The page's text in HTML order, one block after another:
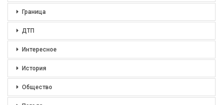
Граница
ДТП
Интересное
История
Общество